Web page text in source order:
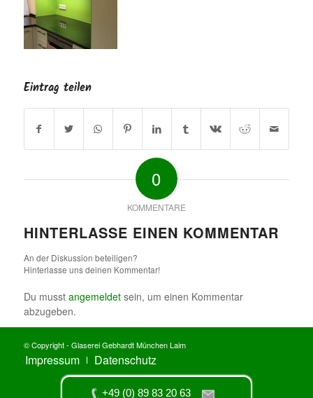
Eintrag teilen
0
KOMMENTARE
HINTERLASSE EINEN KOMMENTAR
An der Diskussion beteiligen?
Hinterlasse uns deinen Kommentar!
Du musst angemeldetsein, um einen Kommentar
abzugeben.
© Copyright - Glaserei Gebhardt München Laim
Impressum Datenschutz
+49 (0) 89 83 20 63